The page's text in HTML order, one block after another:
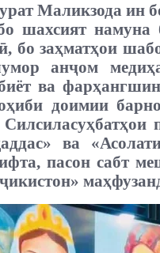
Маликзода ин
шахсият намуна
бо заҳматҳои
анҷом
ва
доимии
ва
пасон сабт